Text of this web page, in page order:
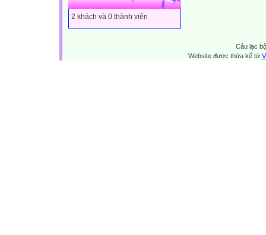
2 khách và 0 thành viên
Câu lạc
Website được thừa kế từ